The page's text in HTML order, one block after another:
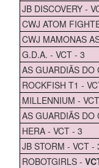
JB DISCOVERY -
CWJ ATOM
CWJ MAMONAS
G.D.A. - VCT - 3
AS GUARDIÃS DO
ROCKFISH T1 -
MILLENNIUM -
AS GUARDIÃS DO
HERA - VCT - 3
JB STORM - VCT -
ROBOTGIRLS -